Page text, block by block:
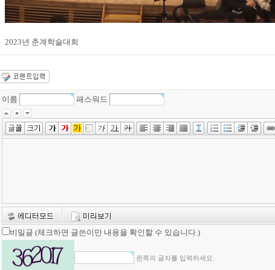
2023년 춘계학술대회
이름 패스워드
비밀글 (체크하면 글쓴이만 내용을 확인할 수 있습니다.)
왼쪽의 글자를 입력하세요.